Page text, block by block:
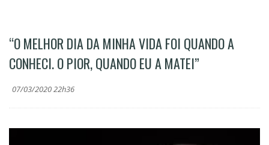
“O MELHOR DIA DA MINHA VIDA FOI QUANDO A
CONHECI. O PIOR, QUANDO EU A MATEI”
07/03/2020 22h36